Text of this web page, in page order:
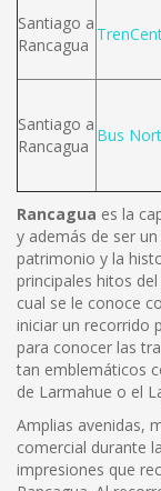
Santiago a
Rancagua
Santiago a
Rancagua
Bus
Rancagua es la
y además de ser
patrimonio y la
principales hitos
cual se le conoce
iniciar un recorrido
para conocer las
tan emblemáticos
de Larmahue o el
Amplias avenidas,
comercial durante
impresiones que